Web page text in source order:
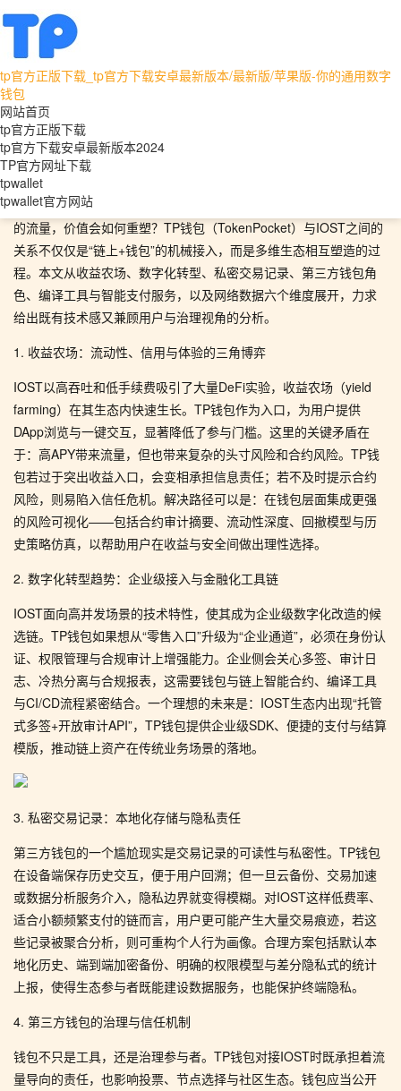
tp官方正版下载_tp官方下载安卓最新版本/最新版/苹果版-你的通用数字
钱包
网站首页
tp官方正版下载
tp官方下载安卓最新版本2024
TP官方网址下载
tpwallet
tpwallet官方网站
tpwallet tpwallet官方网站
在链与口袋之间：TP钱包与IOST的共生、矛盾与未
来路径
开场并非溢美，而是设问：当一枚公链的性能遇到一款第三方钱包
的流量，价值会如何重塑？TP钱包（TokenPocket）与IOST之间的
关系不仅仅是“链上+钱包”的机械接入，而是多维生态相互塑造的过
程。本文从收益农场、数字化转型、私密交易记录、第三方钱包角
色、编译工具与智能支付服务，以及网络数据六个维度展开，力求
给出既有技术感又兼顾用户与治理视角的分析。
1. 收益农场：流动性、信用与体验的三角博弈
IOST以高吞吐和低手续费吸引了大量DeFi实验，收益农场（yield
farming）在其生态内快速生长。TP钱包作为入口，为用户提供
DApp浏览与一键交互，显著降低了参与门槛。这里的关键矛盾在
于：高APY带来流量，但也带来复杂的头寸风险和合约风险。TP钱
包若过于突出收益入口，会变相承担信息责任；若不及时提示合约
风险，则易陷入信任危机。解决路径可以是：在钱包层面集成更强
的风险可视化——包括合约审计摘要、流动性深度、回撤模型与历
史策略仿真，以帮助用户在收益与安全间做出理性选择。
2. 数字化转型趋势：企业级接入与金融化工具链
IOST面向高并发场景的技术特性，使其成为企业级数字化改造的候
选链。TP钱包如果想从“零售入口”升级为“企业通道”，必须在身份认
证、权限管理与合规审计上增强能力。企业侧会关心多签、审计日
志、冷热分离与合规报表，这需要钱包与链上智能合约、编译工具
与CI/CD流程紧密结合。一个理想的未来是：IOST生态内出现“托管
式多签+开放审计API”，TP钱包提供企业级SDK、便捷的支付与结算
模版，推动链上资产在传统业务场景的落地。
3. 私密交易记录：本地化存储与隐私责任
第三方钱包的一个尴尬现实是交易记录的可读性与私密性。TP钱包
在设备端保存历史交互，便于用户回溯；但一旦云备份、交易加速
或数据分析服务介入，隐私边界就变得模糊。对IOST这样低费率、
适合小额频繁支付的链而言，用户更可能产生大量交易痕迹，若这
些记录被聚合分析，则可重构个人行为画像。合理方案包括默认本
地化历史、端到端加密备份、明确的权限模型与差分隐私式的统计
上报，使得生态参与者既能建设数据服务，也能保护终端隐私。
4. 第三方钱包的治理与信任机制
钱包不只是工具，还是治理参与者。TP钱包对接IOST时既承担着流
量导向的责任，也影响投票、节点选择与社区生态。钱包应当公开